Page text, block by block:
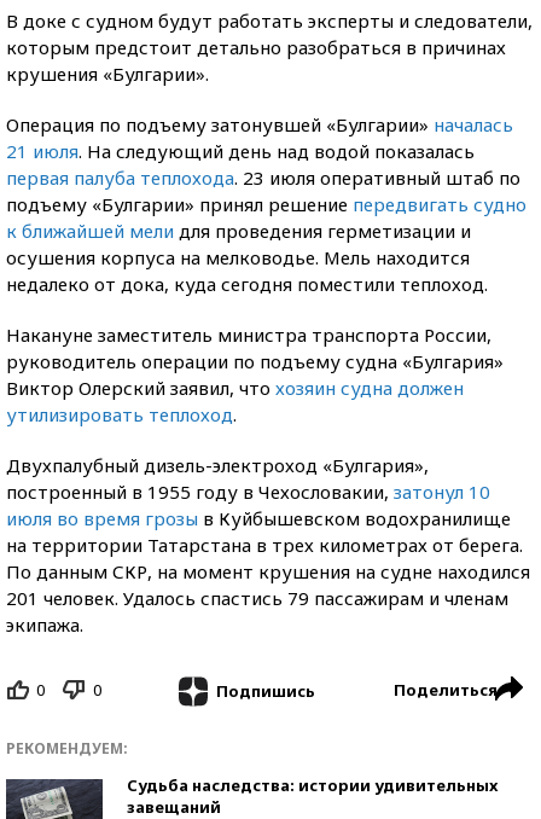
В доке с судном будут работать эксперты и следователи,
которым предстоит детально разобраться в причинах
крушения «Булгарии».
Операция по подъему затонувшей «Булгарии» началась
21 июля. На следующий день над водой показалась
первая палуба теплохода. 23 июля оперативный штаб по
подъему «Булгарии» принял решение передвигать судно
к ближайшей мели для проведения герметизации и
осушения корпуса на мелководье. Мель находится
недалеко от дока, куда сегодня поместили теплоход.
Накануне заместитель министра транспорта России,
руководитель операции по подъему судна «Булгария»
Виктор Олерский заявил, что хозяин судна должен
утилизировать теплоход.
Двухпалубный дизель-электроход «Булгария»,
построенный в 1955 году в Чехословакии, затонул 10
июля во время грозы в Куйбышевском водохранилище
на территории Татарстана в трех километрах от берега.
По данным СКР, на момент крушения на судне находился
201 человек. Удалось спастись 79 пассажирам и членам
экипажа.
0 0 Подпишись Поделиться
РЕКОМЕНДУЕМ:
Судьба наследства: истории удивительных
завещаний